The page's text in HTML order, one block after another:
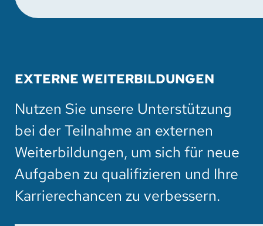
EXTERNE WEITERBILDUNGEN
Nutzen Sie unsere Unterstützung
bei der Teilnahme an externen
Weiterbildungen, um sich für neue
Aufgaben zu qualifizieren und Ihre
Karrierechancen zu verbessern.